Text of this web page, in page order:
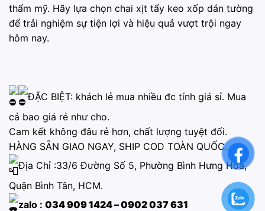
thẩm mỹ. Hãy lựa chọn chai xịt tẩy keo xốp dán tường
để trải nghiệm sự tiện lợi và hiệu quả vượt trội ngay
hôm nay.
ĐẶC BIỆT: khách lẻ mua nhiều đc tính giá sỉ. Mua
cả bao giá rẻ như cho.
Cam kết không đâu rẻ hơn, chất lượng tuyệt đối.
HÀNG SẴN GIAO NGAY, SHIP COD TOÀN QUỐC.
Địa Chỉ :33/6 Đường Số 5, Phường Bình Hưng Hòa,
Quận Bình Tân, HCM.
zalo : 034 909 1424 – 0902 037 631